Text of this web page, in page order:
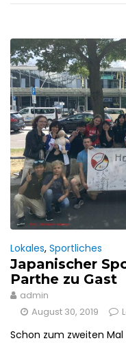
Lokales, Sportliches
Japanischer
Parthe zu Gast
admin
August 30, 2019
Schon zum zweiten